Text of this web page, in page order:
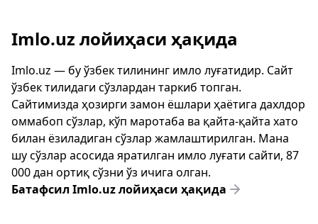
Imlo.uz лойиҳаси ҳақида
Imlo.uz — бу ўзбек тилининг имло луғатидир. Сайт
ўзбек тилидаги сўзлардан таркиб топган.
Сайтимизда ҳозирги замон ёшлари ҳаётига дахлдор
оммабоп сўзлар, кўп маротаба ва қайта-қайта хато
билан ёзиладиган сўзлар жамлаштирилган. Мана
шу сўзлар асосида яратилган имло луғати сайти, 87
000 дан ортиқ сўзни ўз ичига олган.
Батафсил Imlo.uz лойиҳаси ҳақида